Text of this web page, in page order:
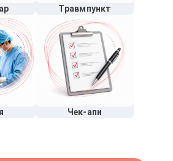
Травмпункт
Чек-апи